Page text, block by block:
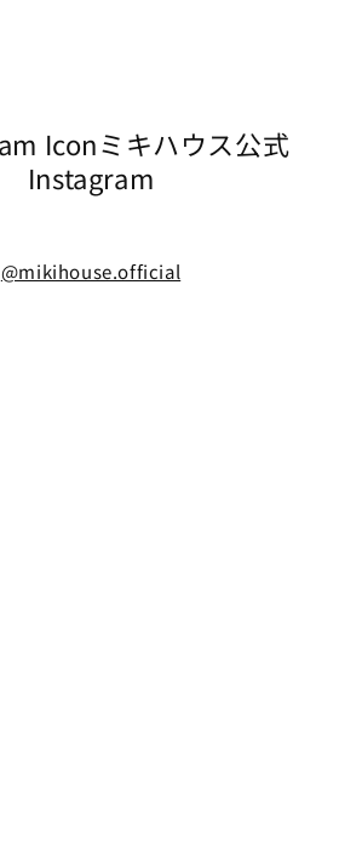
ミキハウス公式
Instagram
@mikihouse.official